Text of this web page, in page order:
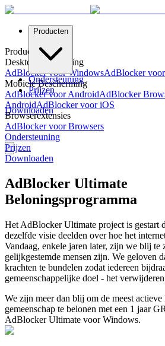
Producten
Ondersteuning
Prijzen
Downloaden
Producten
Desktopbescherming
AdBlocker voor WindowsAdBlocker
Mobiele Bescherming
AdBlocker voor AndroidAdBlocker
AndroidAdBlocker voor iOS
Browserextensies
AdBlocker voor Browsers
Ondersteuning
Prijzen
Downloaden
AdBlocker Ultimate
Beloningsprogramma
Het AdBlocker Ultimate project is gestart
dezelfde visie deelden over hoe het
Vandaag, enkele jaren later, zijn we blij te
gelijkgestemde mensen zijn. We geloven
krachten te bundelen zodat iedereen
gemeenschappelijke doel - het
We zijn meer dan blij om de meest actieve
gemeenschap te belonen met een 1 jaar
AdBlocker Ultimate voor Windows.